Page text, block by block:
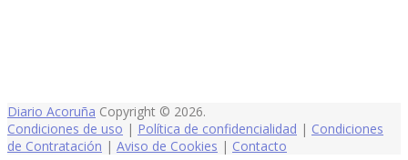
Diario Acoruña Copyright © 2026.
Condiciones de uso | Política de confidencialidad | Condiciones
de Contratación | Aviso de Cookies | Contacto